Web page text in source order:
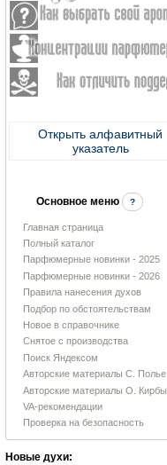
Открыть алфавитный
указатель
Основное меню ?
Главная страница
Полный каталог
Парфюмерные новинки - 2025
Парфюмерные новинки - 2026
Правила нанесения духов
Подбор по обстоятельствам
Новое в справочнике
Снятое с производства
Поиск Яндексом
Авторские материалы С. Полье
Авторские материалы О. Кирбы
VA-рекомендации
Проверка на безопасность
Новые духи: